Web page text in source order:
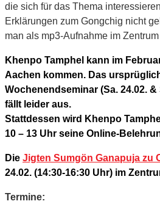
die sich für das Thema
Erklärungen zum Gongchig nicht
man als mp3-Aufnahme im
Khenpo Tamphel kann im
Aachen kommen. Das
Wochenendseminar (Sa. 24.02. &
fällt leider aus.
Stattdessen wird Khenpo
10 – 13 Uhr seine Online-
Die Jigten Sumgön Ganapuja zu
24.02. (14:30-16:30 Uhr) im
Termine: